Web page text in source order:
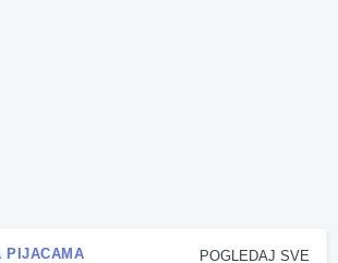
POGLEDAJ SVE
PIJACAMA